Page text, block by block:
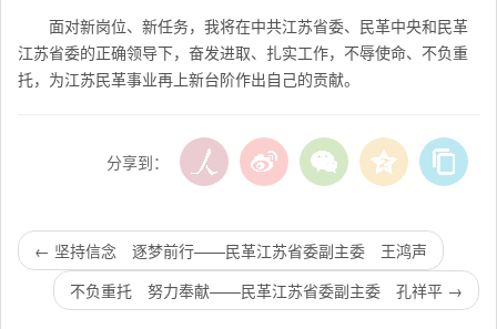
面对新岗位、新任务，我将在中共江苏省委、民革中央和民革
江苏省委的正确领导下，奋发进取、扎实工作，不辱使命、不负重
托，为江苏民革事业再上新台阶作出自己的贡献。
分享到：
← 坚持信念 逐梦前行——民革江苏省委副主委 王鸿声
不负重托 努力奉献——民革江苏省委副主委 孔祥平 →